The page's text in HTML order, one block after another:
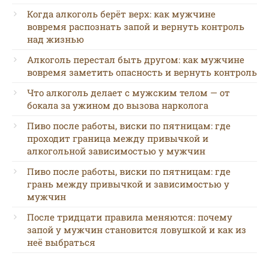
Когда алкоголь берёт верх: как мужчине
вовремя распознать запой и вернуть контроль
над жизнью
Алкоголь перестал быть другом: как мужчине
вовремя заметить опасность и вернуть контроль
Что алкоголь делает с мужским телом — от
бокала за ужином до вызова нарколога
Пиво после работы, виски по пятницам: где
проходит граница между привычкой и
алкогольной зависимостью у мужчин
Пиво после работы, виски по пятницам: где
грань между привычкой и зависимостью у
мужчин
После тридцати правила меняются: почему
запой у мужчин становится ловушкой и как из
неё выбраться